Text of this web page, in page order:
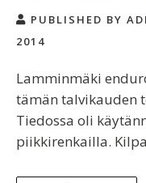
PUBLISHED BY
2014
Lamminmäki
tämän talvikauden
Tiedossa oli
piikkirenkailla.